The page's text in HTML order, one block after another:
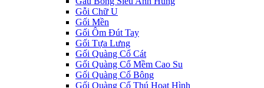
Gỗi Chữ U
Gối Mền
Gối Ôm Đút Tay
Gối Tựa Lưng
Gối Quàng Cổ Cát
Gối Quàng Cổ Mềm Cao Su
Gối Quàng Cổ Bông
Gối Quàng Cổ Thú Hoạt Hình